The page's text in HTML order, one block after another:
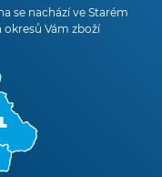
se nachází ve Starém
Vám zboží